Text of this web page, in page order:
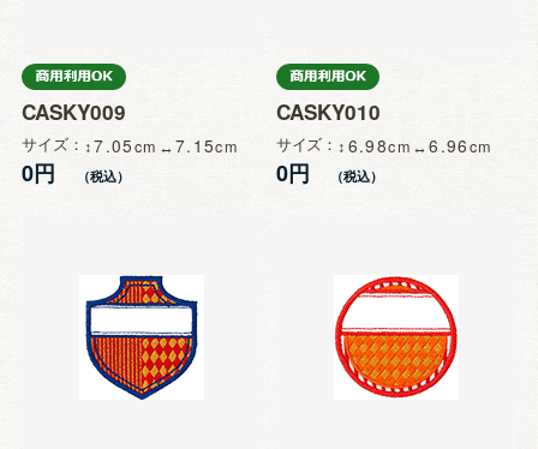
CASKY009
サイズ 7.05 7.15
0円
CASKY010
サイズ 6.98 6.96
0円